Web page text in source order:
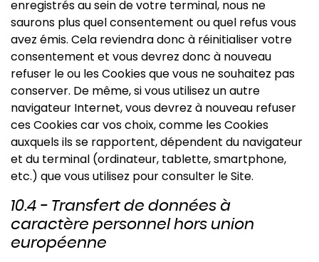
enregistrés au sein de votre terminal, nous ne
saurons plus quel consentement ou quel refus vous
avez émis. Cela reviendra donc à réinitialiser votre
consentement et vous devrez donc à nouveau
refuser le ou les Cookies que vous ne souhaitez pas
conserver. De même, si vous utilisez un autre
navigateur Internet, vous devrez à nouveau refuser
ces Cookies car vos choix, comme les Cookies
auxquels ils se rapportent, dépendent du navigateur
et du terminal (ordinateur, tablette, smartphone,
etc.) que vous utilisez pour consulter le Site.
10.4 - Transfert de données à
caractère personnel hors union
européenne